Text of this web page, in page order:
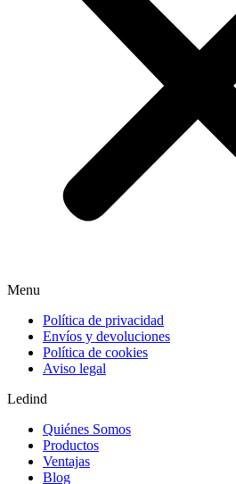
Menu
Política de privacidad
Envíos y devoluciones
Política de cookies
Aviso legal
Ledind
Quiénes Somos
Productos
Ventajas
Blog